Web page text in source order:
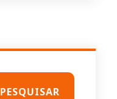
PESQUISAR